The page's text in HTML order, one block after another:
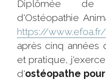
MON COMPTE
ARTICLE OUEST
ARTICLE ACTU.FR
Diplômée de
https://www.efoa.fr/
après cinq années
et pratique,
d'ostéopathe